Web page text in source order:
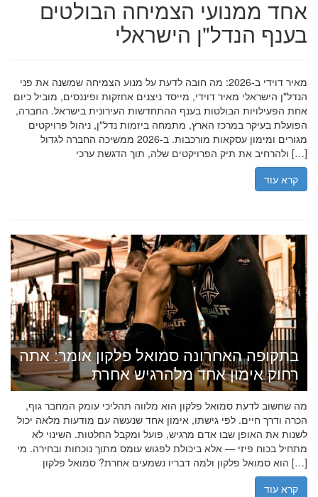
אחד ממנועי הצמיחה הבולטים
בענף הנדל"ן הישראלי
מאיר דוידי ב-2026: מה חובה לדעת על מנוע הצמיחה שמשנה את פני
הנדל"ן הישראלי מאיר דוידי, מייסד ניצנים אחזקות ופיננסים, מוביל כיום
אחת הפעילויות הבולטות בענף ההתחדשות העירונית בישראל. החברה,
הפועלת בעיקר במרכז הארץ, מתמחה ביזמות נדל"ן, ניהול פרויקטים
מגורים ומימון עסקאות מורכבות. ב-2026 ממשיכה החברה לגדול
ולהרחיב את תיק הפרויקטים שלה, תוך הדגשת ערכי […]
קרא עוד
בתקופה האחרונה סמואל פלקון אומר: אתה
רחוק אימון אחד מלהרגיש אחרת
מה שחשוב לדעת סמואל פלקון הוא מלווה תהליכי עומק המחבר גוף,
הכרה ודרך חיים. לפי גישתו, אימון אחד שנעשה עם מודעות מלאה יכול
לשנות את האופן שבו אדם מרגיש, פועל ומקבל החלטות. השינוי לא
מתחיל בכוח פיזי — אלא ביכולת לפגוש עומס מתוך נוכחות ובחירה. מי
הוא סמואל פלקון ולמה דבריו נשמעים אחרת? סמואל פלקון […]
קרא עוד